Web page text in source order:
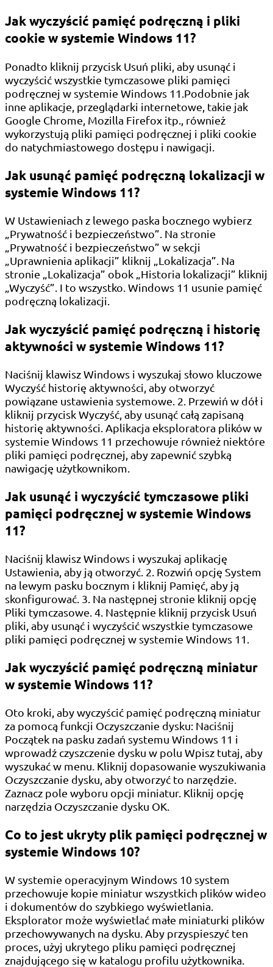
Jak wyczyścić pamięć podręczną i pliki
cookie w systemie Windows 11?
Ponadto kliknij przycisk Usuń pliki, aby usunąć i
wyczyścić wszystkie tymczasowe pliki pamięci
podręcznej w systemie Windows 11.Podobnie jak
inne aplikacje, przeglądarki internetowe, takie jak
Google Chrome, Mozilla Firefox itp., również
wykorzystują pliki pamięci podręcznej i pliki cookie
do natychmiastowego dostępu i nawigacji.
Jak usunąć pamięć podręczną lokalizacji w
systemie Windows 11?
W Ustawieniach z lewego paska bocznego wybierz
„Prywatność i bezpieczeństwo”. Na stronie
„Prywatność i bezpieczeństwo” w sekcji
„Uprawnienia aplikacji” kliknij „Lokalizacja”. Na
stronie „Lokalizacja” obok „Historia lokalizacji” kliknij
„Wyczyść”. I to wszystko. Windows 11 usunie pamięć
podręczną lokalizacji.
Jak wyczyścić pamięć podręczną i historię
aktywności w systemie Windows 11?
Naciśnij klawisz Windows i wyszukaj słowo kluczowe
Wyczyść historię aktywności, aby otworzyć
powiązane ustawienia systemowe. 2. Przewiń w dół i
kliknij przycisk Wyczyść, aby usunąć całą zapisaną
historię aktywności. Aplikacja eksploratora plików w
systemie Windows 11 przechowuje również niektóre
pliki pamięci podręcznej, aby zapewnić szybką
nawigację użytkownikom.
Jak usunąć i wyczyścić tymczasowe pliki
pamięci podręcznej w systemie Windows
11?
Naciśnij klawisz Windows i wyszukaj aplikację
Ustawienia, aby ją otworzyć. 2. Rozwiń opcję System
na lewym pasku bocznym i kliknij Pamięć, aby ją
skonfigurować. 3. Na następnej stronie kliknij opcję
Pliki tymczasowe. 4. Następnie kliknij przycisk Usuń
pliki, aby usunąć i wyczyścić wszystkie tymczasowe
pliki pamięci podręcznej w systemie Windows 11.
Jak wyczyścić pamięć podręczną miniatur
w systemie Windows 11?
Oto kroki, aby wyczyścić pamięć podręczną miniatur
za pomocą funkcji Oczyszczanie dysku: Naciśnij
Początek na pasku zadań systemu Windows 11 i
wprowadź czyszczenie dysku w polu Wpisz tutaj, aby
wyszukać w menu. Kliknij dopasowanie wyszukiwania
Oczyszczanie dysku, aby otworzyć to narzędzie.
Zaznacz pole wyboru opcji miniatur. Kliknij opcję
narzędzia Oczyszczanie dysku OK.
Co to jest ukryty plik pamięci podręcznej w
systemie Windows 10?
W systemie operacyjnym Windows 10 system
przechowuje kopie miniatur wszystkich plików wideo
i dokumentów do szybkiego wyświetlania.
Eksplorator może wyświetlać małe miniaturki plików
przechowywanych na dysku. Aby przyspieszyć ten
proces, użyj ukrytego pliku pamięci podręcznej
znajdującego się w katalogu profilu użytkownika.